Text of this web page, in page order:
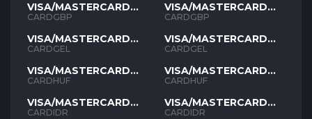
VISA/MASTERCARD
GBP
CARDGBP
VISA/MASTERCARD
GEL
CARDGEL
VISA/MASTERCARD
HUF
CARDHUF
VISA/MASTERCARD
IDR
CARDIDR
VISA/MASTERCARD
GBP
CARDGBP
VISA/MASTERCARD
GEL
CARDGEL
VISA/MASTERCARD
HUF
CARDHUF
VISA/MASTERCARD
IDR
CARDIDR